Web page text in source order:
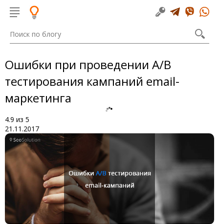
Ошибки при проведении A/B
тестирования кампаний email-
маркетинга
4.9 из 5
21.11.2017